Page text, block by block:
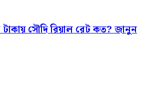
সৌদি রিয়াল রেট কত? জানুন